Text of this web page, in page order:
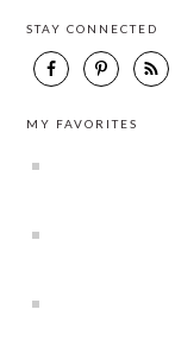
STAY CONNECTED
MY FAVORITES